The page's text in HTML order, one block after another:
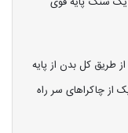
طریق کل بدن از پایه
از چاکراهای سر راه